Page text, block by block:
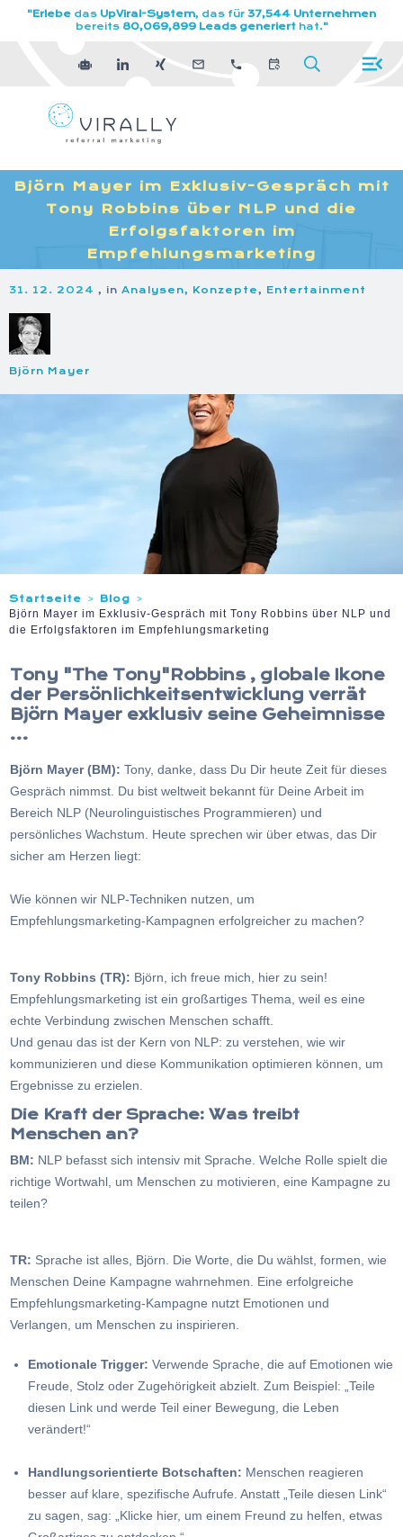
"Erlebe das UpViral-System, das für 37,544 Unternehmen
bereits 80,069,899 Leads generierthat."
Björn Mayer im Exklusiv-Gespräch mit
Tony Robbins über NLP und die
Erfolgsfaktoren im
Empfehlungsmarketing
31. 12. 2024 , in Analysen, Konzepte, Entertainment
Björn Mayer
Startseite > Blog >
Björn Mayer im Exklusiv-Gespräch mit Tony Robbins über NLP und
die Erfolgsfaktoren im Empfehlungsmarketing
Tony "The Tony"Robbins , globale Ikone
der Persönlichkeitsentwicklung verrät
Björn Mayer exklusiv seine Geheimnisse
...
Björn Mayer (BM): Tony, danke, dass Du Dir heute Zeit für dieses
Gespräch nimmst. Du bist weltweit bekannt für Deine Arbeit im
Bereich NLP (Neurolinguistisches Programmieren) und
persönliches Wachstum. Heute sprechen wir über etwas, das Dir
sicher am Herzen liegt:
Wie können wir NLP-Techniken nutzen, um
Empfehlungsmarketing-Kampagnen erfolgreicher zu machen?
Tony Robbins (TR): Björn, ich freue mich, hier zu sein!
Empfehlungsmarketing ist ein großartiges Thema, weil es eine
echte Verbindung zwischen Menschen schafft.
Und genau das ist der Kern von NLP: zu verstehen, wie wir
kommunizieren und diese Kommunikation optimieren können, um
Ergebnisse zu erzielen.
Die Kraft der Sprache: Was treibt
Menschen an?
BM: NLP befasst sich intensiv mit Sprache. Welche Rolle spielt die
richtige Wortwahl, um Menschen zu motivieren, eine Kampagne zu
teilen?
TR: Sprache ist alles, Björn. Die Worte, die Du wählst, formen, wie
Menschen Deine Kampagne wahrnehmen. Eine erfolgreiche
Empfehlungsmarketing-Kampagne nutzt Emotionen und
Verlangen, um Menschen zu inspirieren.
Emotionale Trigger: Verwende Sprache, die auf Emotionen wie
Freude, Stolz oder Zugehörigkeit abzielt. Zum Beispiel: „Teile
diesen Link und werde Teil einer Bewegung, die Leben
verändert!“
Handlungsorientierte Botschaften: Menschen reagieren
besser auf klare, spezifische Aufrufe. Anstatt „Teile diesen Link“
zu sagen, sag: „Klicke hier, um einem Freund zu helfen, etwas